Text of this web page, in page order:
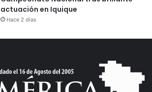
actuación en Iquique
Hace 2 días